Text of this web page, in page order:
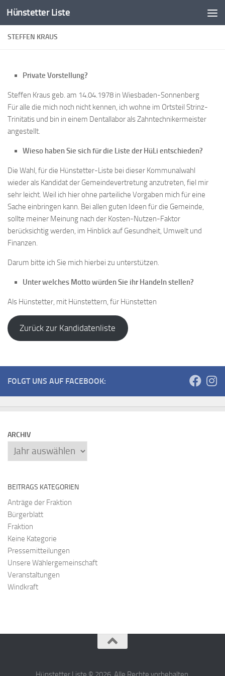
Zum Inhalt springen
Hünstetter Liste
STEFFEN KRAUS
Private Vorstellung?
Steffen Kraus geb. am 14.04.1978 in Wiesbaden-Sonnenberg
Für alle die mich noch nicht kennen, ich wohne im Ortsteil Strinz-
Trinitatis und bin in einem Dentallabor als Zahntechnikermeister
angestellt.
Wieso haben Sie sich für die Liste der HüLi entschieden?
Die Wahl, für die Hünstetter-Liste bei dieser Kommunalwahl
wieder als Kandidat der Gemeindevertretung anzutreten, fiel mir
sehr leicht. Weil ich hier ohne parteiliche Vorgaben mich für eine
Sache einbringen kann. Bei allen guten Ideen für die Gemeinde,
sollte meiner Meinung nach der Kosten-Nutzen-Faktor
berücksichtig werden, im Hinblick auf Gesundheit, Umwelt und
Finanzen.
Darum bitte ich Sie mich hierbei zu unterstützen.
Unter welches Motto würden Sie ihr Handeln stellen?
Als Hünstetter, mit Hünstettern, für Hünstetten
Zurück zur Kandidatenliste
FOLGT UNS AUF FACEBOOK:
ARCHIV
Archiv
BEITRAGS KATEGORIEN
Anträge der Fraktion
Bürgerblatt
Fraktion
Keine Kategorie
Pressemitteilungen
Unsere Wählergemeinschaft
Veranstaltungen
Windkraft